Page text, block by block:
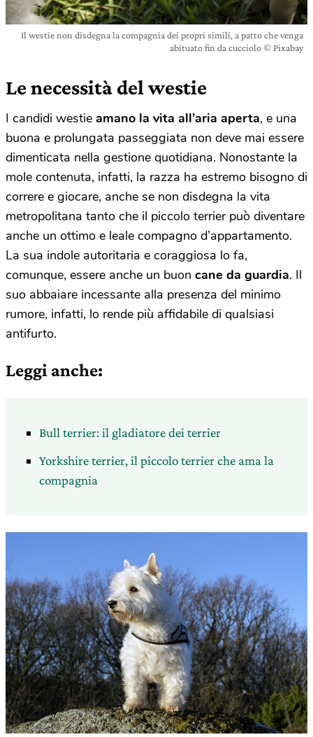
Il westie non disdegna la compagnia dei propri simili, a patto che venga
abituato fin da cucciolo © Pixabay
Le necessità del westie
I candidi westie amano la vita all’aria aperta, e una
buona e prolungata passeggiata non deve mai essere
dimenticata nella gestione quotidiana. Nonostante la
mole contenuta, infatti, la razza ha estremo bisogno di
correre e giocare, anche se non disdegna la vita
metropolitana tanto che il piccolo terrier può diventare
anche un ottimo e leale compagno d’appartamento.
La sua indole autoritaria e coraggiosa lo fa,
comunque, essere anche un buon cane da guardia. Il
suo abbaiare incessante alla presenza del minimo
rumore, infatti, lo rende più affidabile di qualsiasi
antifurto.
Leggi anche:
Bull terrier: il gladiatore dei terrier
Yorkshire terrier, il piccolo terrier che ama la
compagnia